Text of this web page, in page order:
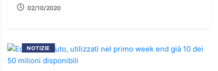
02/10/2020
NOTIZIE